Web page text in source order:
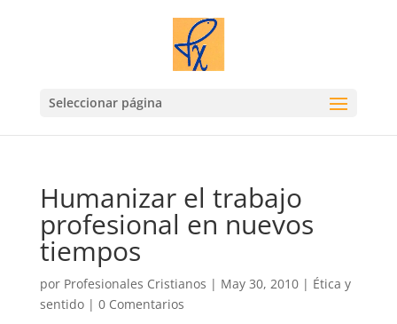
Seleccionar página
Humanizar el trabajo
profesional en nuevos
tiempos
por Profesionales Cristianos | May 30, 2010| Ética y
sentido| 0 Comentarios